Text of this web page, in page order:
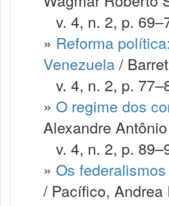
v. 4, n. 2, p.
» Reforma
Venezuela/
v. 4, n. 2, p.
» O regime dos
Alexandre
v. 4, n. 2, p.
» Os
/ Pacífico, Andrea